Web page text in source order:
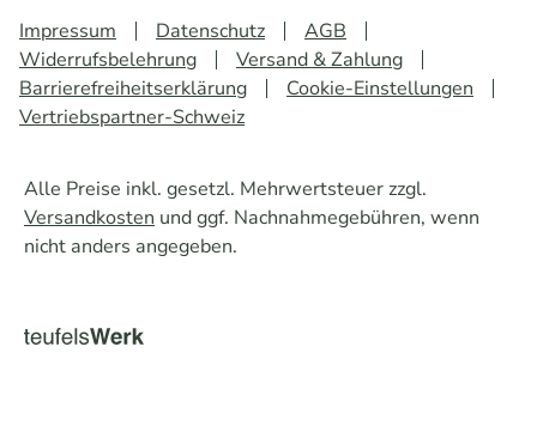
Alle Preise inkl. gesetzl. Mehrwertsteuer zzgl.
Versandkosten und ggf. Nachnahmegebühren, wenn
nicht anders angegeben.
Impressum Datenschutz
AGB
Widerrufsbelehrung
Versand & Zahlung
Barrierefreiheitserklärung
Cookie-Einstellungen
Vertriebspartner-Schweiz